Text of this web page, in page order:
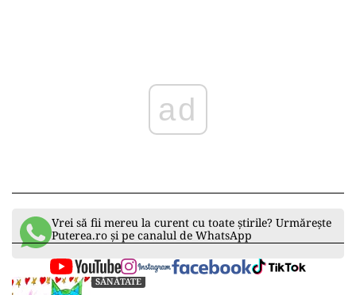
ad
Vrei să fii mereu la curent cu toate știrile? Urmărește
Puterea.ro și pe canalul de WhatsApp
SĂNĂTATE